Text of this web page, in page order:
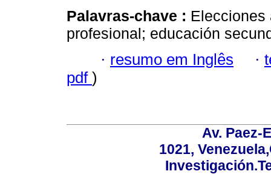
Palavras-chave : Elecciones
profesional; educación
· resumo em Inglês ·
pdf )
Av. Paez-
1021,